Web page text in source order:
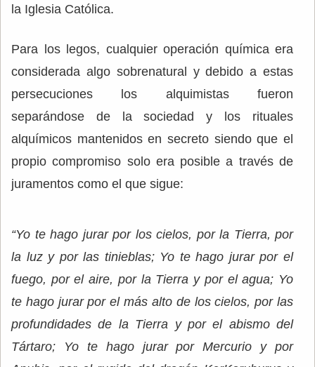
la Iglesia Católica.
Para los legos, cualquier operación química era
considerada algo sobrenatural y debido a estas
persecuciones los alquimistas fueron
separándose de la sociedad y los rituales
alquímicos mantenidos en secreto siendo que el
propio compromiso solo era posible a través de
juramentos como el que sigue:
“Yo te hago jurar por los cielos, por la Tierra, por
la luz y por las tinieblas; Yo te hago jurar por el
fuego, por el aire, por la Tierra y por el agua; Yo
te hago jurar por el más alto de los cielos, por las
profundidades de la Tierra y por el abismo del
Tártaro; Yo te hago jurar por Mercurio y por